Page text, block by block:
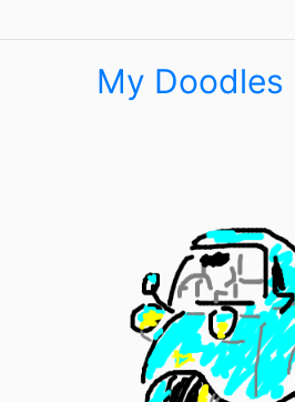
My Doodles